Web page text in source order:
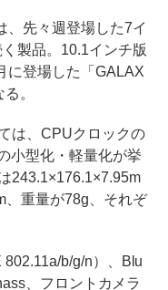
先々週登場した7イ
製品。10.1インチ版
に登場した「GALAX
。
は、CPUクロックの
小型化・軽量化が挙
243.1×176.1×7.95m
、重量が78g、それぞ
b/g/n）、Blu
、フロントカメラ